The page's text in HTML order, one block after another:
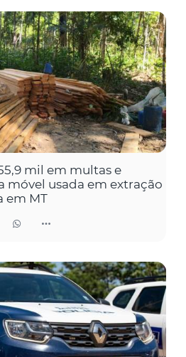
mil em multas e
móvel usada em extração
em MT